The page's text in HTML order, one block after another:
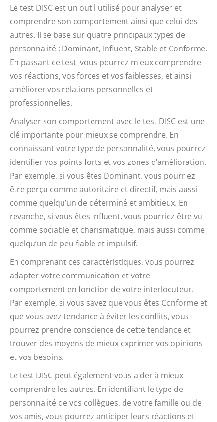
Le test DISC est un outil utilisé pour analyser et
comprendre son comportement ainsi que celui des
autres. Il se base sur quatre principaux types de
personnalité : Dominant, Influent, Stable et Conforme.
En passant ce test, vous pourrez mieux comprendre
vos réactions, vos forces et vos faiblesses, et ainsi
améliorer vos relations personnelles et
professionnelles.
Analyser son comportement avec le test DISC est une
clé importante pour mieux se comprendre. En
connaissant votre type de personnalité, vous pourrez
identifier vos points forts et vos zones d’amélioration.
Par exemple, si vous êtes Dominant, vous pourriez
être perçu comme autoritaire et directif, mais aussi
comme quelqu’un de déterminé et ambitieux. En
revanche, si vous êtes Influent, vous pourriez être vu
comme sociable et charismatique, mais aussi comme
quelqu’un de peu fiable et impulsif.
En comprenant ces caractéristiques, vous pourrez
adapter votre communication et votre
comportement en fonction de votre interlocuteur.
Par exemple, si vous savez que vous êtes Conforme et
que vous avez tendance à éviter les conflits, vous
pourrez prendre conscience de cette tendance et
trouver des moyens de mieux exprimer vos opinions
et vos besoins.
Le test DISC peut également vous aider à mieux
comprendre les autres. En identifiant le type de
personnalité de vos collègues, de votre famille ou de
vos amis, vous pourrez anticiper leurs réactions et